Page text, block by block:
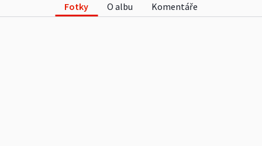
Fotky O albu Komentáře